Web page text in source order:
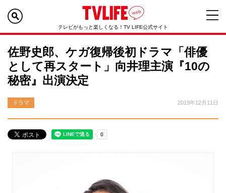
テレビがもっと楽しくなる！TV LIFE公式サイト
佐野史郎、ケガ復帰後初ドラマ「俳優
として再スタート」向井理主演『10の
秘密』出演決定
ドラマ 2019年12月11日